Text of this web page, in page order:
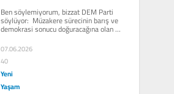
Ben söylemiyorum, bizzat DEM Parti
söylüyor:  Müzakere sürecinin barış ve
demokrasi sonucu doğuracağına olan
güven Kürdistan’da hızla...
07.06.2026
40
Yeni
Yaşam